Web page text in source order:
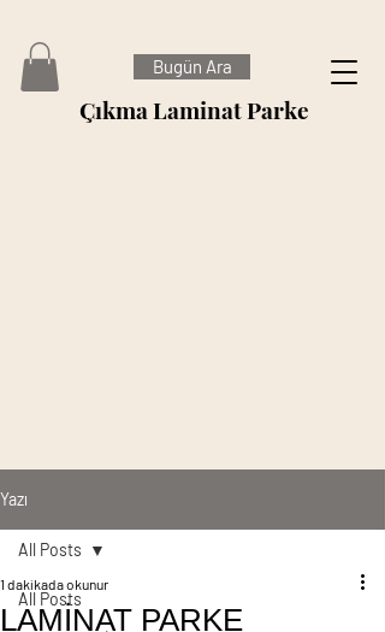
Bugün Ara
Çıkma Laminat Parke
Yazı
All Posts
All Posts
LAMİNAT PARKE
1 dakikada okunur